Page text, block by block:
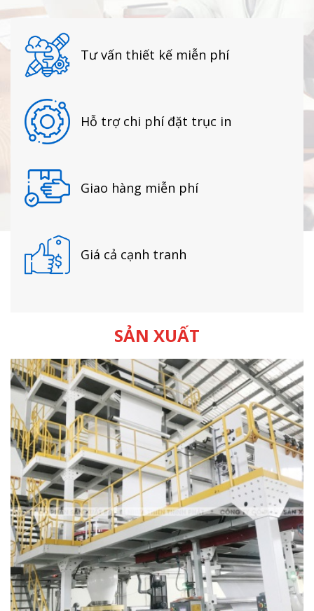
Tư vấn thiết kế miễn phí
Hỗ trợ chi phí đặt trục in
Giao hàng miễn phí
Giá cả cạnh tranh
SẢN XUẤT